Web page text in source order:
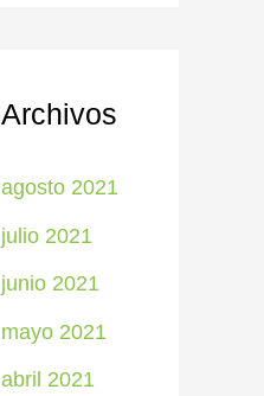
Archivos
agosto 2021
julio 2021
junio 2021
mayo 2021
abril 2021